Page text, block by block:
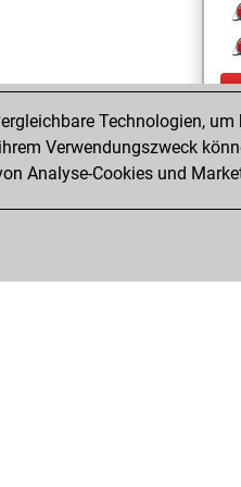
Technologien,
Verwendungszweck
Analyse-Cookies und